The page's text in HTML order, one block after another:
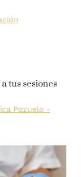
tus sesiones
Pozuelo -